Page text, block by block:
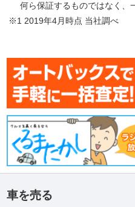
何ら保証するものではなく、
※1 2019年4月時点 当社調べ
車を売る